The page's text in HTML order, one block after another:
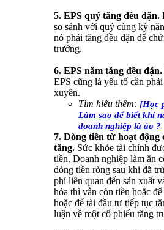
5. EPS quý tăng đều đặn.
so sánh với quý cùng kỳ
nó phải tăng đều đặn để
trưởng.
6. EPS năm tăng đều đặn.
EPS cũng là yếu tố cần
xuyên.
Tìm hiểu thêm: [Học
Làm sao để biết khi
doanh nghiệp là ảo ?
7. Dòng tiền từ hoạt động
tăng. Sức khỏe tài chính
tiền. Doanh nghiệp làm ăn
dòng tiền ròng sau khi đã
phí liên quan đến sản xuất
hóa thì vẫn còn tiền hoặc
hoặc để tài đầu tư tiếp tục
luận về một cổ phiếu tăng